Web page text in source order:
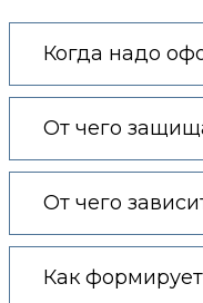
Когда надо
От чего
От чего
Как